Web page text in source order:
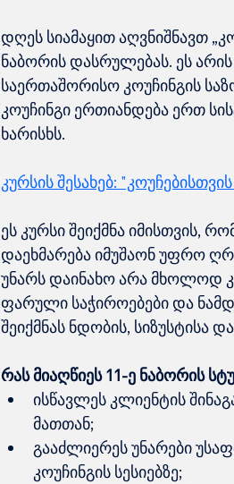
დღეს სიამაყით აღვნიშნავთ
ნაბორის დასრულებას. ეს არის
საერთაშორისო კოუჩინგის
კოუჩინგი ერთიანდება ერთ
ხარისხს.
კურსის შესახებ:
ეს კურსი შეიქმნა იმისთვის,
დაეხმარება იმუშაონ უფრო
უნარს დაინახო არა მხოლოდ
ფარული საჭიროებები და
შეიქმნას ნდობის, სიზუსტისა
რას მიაღწიეს 11-ე ნაბორის
ისწავლეს კლიენტის
მათთან;
გააძლიერეს უნარები
კოუჩინგის სესიებზე;